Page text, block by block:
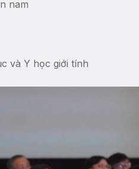
nam
và Y học giới tính